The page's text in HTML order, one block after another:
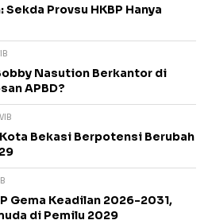
Provsu HKBP Hanya
Nasution Berkantor di
APBD?
Bekasi Berpotensi Berubah
Gema Keadilan 2026-2031,
di Pemilu 2029